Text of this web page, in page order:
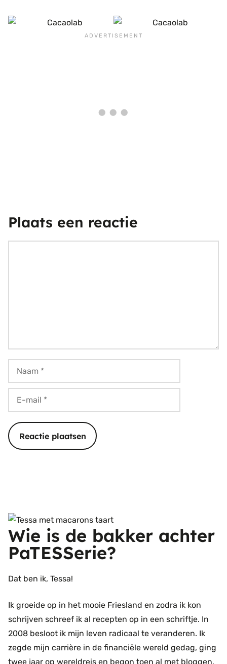
Plaats een reactie
mail
Wie is de bakker achter
PaTESSerie?
Dat ben ik, Tessa!
Ik groeide op in het mooie Friesland en zodra ik kon
schrijven schreef ik al recepten op in een schriftje. In
2008 besloot ik mijn leven radicaal te veranderen. Ik
zegde mijn carrière in de financiële wereld gedag, ging
twee jaar op wereldreis en begon toen al met bloggen,